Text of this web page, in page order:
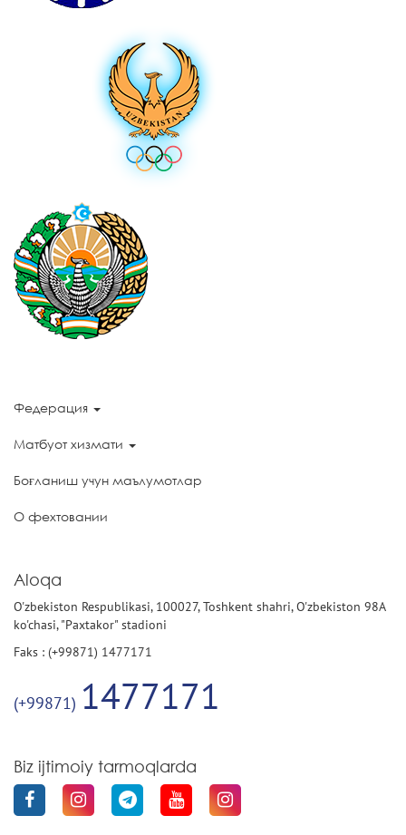
Федерация
Матбуот хизмати
Боғланиш учун маълумотлар
О фехтовании
Aloqa
O'zbekiston Respublikasi, 100027, Toshkent shahri, O'zbekiston 98A
ko'chasi, "Paxtakor" stadioni
Faks : (+99871) 1477171
(+99871) 1477171
Biz ijtimoiy tarmoqlarda